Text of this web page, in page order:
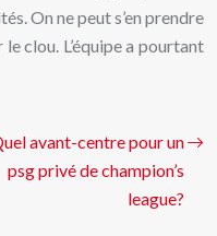
On ne peut s’en prendre
le clou. L’équipe a pourtant
avant-centre pour un
psg privé de champion’s
league?